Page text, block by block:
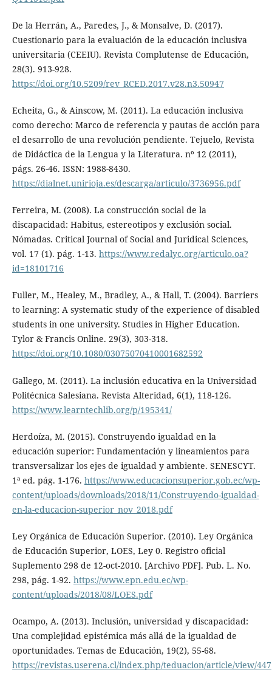
De la Herrán, A., Paredes, J., & Monsalve, D. (2017).
Cuestionario para la evaluación de la educación inclusiva
universitaria (CEEIU). Revista Complutense de Educación,
28(3). 913-928.
https://doi.org/10.5209/rev_RCED.2017.v28.n3.50947
Echeita, G., & Ainscow, M. (2011). La educación inclusiva
como derecho: Marco de referencia y pautas de acción para
el desarrollo de una revolución pendiente. Tejuelo, Revista
de Didáctica de la Lengua y la Literatura. nº 12 (2011),
págs. 26-46. ISSN: 1988-8430.
https://dialnet.unirioja.es/descarga/articulo/3736956.pdf
Ferreira, M. (2008). La construcción social de la
discapacidad: Habitus, estereotipos y exclusión social.
Nómadas. Critical Journal of Social and Juridical Sciences,
vol. 17 (1). pág. 1-13. https://www.redalyc.org/articulo.oa?
id=18101716
Fuller, M., Healey, M., Bradley, A., & Hall, T. (2004). Barriers
to learning: A systematic study of the experience of disabled
students in one university. Studies in Higher Education.
Tylor & Francis Online. 29(3), 303-318.
https://doi.org/10.1080/03075070410001682592
Gallego, M. (2011). La inclusión educativa en la Universidad
Politécnica Salesiana. Revista Alteridad, 6(1), 118-126.
https://www.learntechlib.org/p/195341/
Herdoíza, M. (2015). Construyendo igualdad en la
educación superior: Fundamentación y lineamientos para
transversalizar los ejes de igualdad y ambiente. SENESCYT.
1ª ed. pág. 1-176. https://www.educacionsuperior.gob.ec/wp-
content/uploads/downloads/2018/11/Construyendo-igualdad-
en-la-educacion-superior_nov_2018.pdf
Ley Orgánica de Educación Superior. (2010). Ley Orgánica
de Educación Superior, LOES, Ley 0. Registro oficial
Suplemento 298 de 12-oct-2010. [Archivo PDF]. Pub. L. No.
298, pág. 1-92. https://www.epn.edu.ec/wp-
content/uploads/2018/08/LOES.pdf
Ocampo, A. (2013). Inclusión, universidad y discapacidad:
Una complejidad epistémica más allá de la igualdad de
oportunidades. Temas de Educación, 19(2), 55-68.
https://revistas.userena.cl/index.php/teduacion/article/view/447